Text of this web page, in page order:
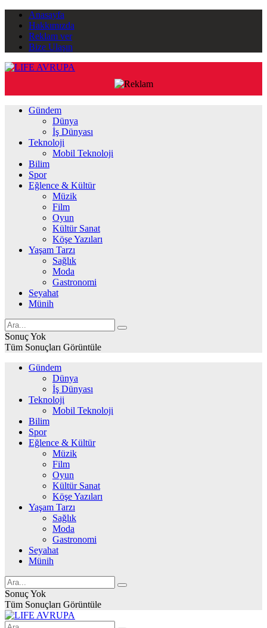
Anasayfa
Hakkımızda
Reklam ver
Bize Ulaşın
Gündem
Dünya
İş Dünyası
Teknoloji
Mobil Teknoloji
Bilim
Spor
Eğlence & Kültür
Müzik
Film
Oyun
Kültür Sanat
Köşe Yazıları
Yaşam Tarzı
Sağlık
Moda
Gastronomi
Seyahat
Münih
Sonuç Yok
Tüm Sonuçları Görüntüle
Gündem
Dünya
İş Dünyası
Teknoloji
Mobil Teknoloji
Bilim
Spor
Eğlence & Kültür
Müzik
Film
Oyun
Kültür Sanat
Köşe Yazıları
Yaşam Tarzı
Sağlık
Moda
Gastronomi
Seyahat
Münih
Sonuç Yok
Tüm Sonuçları Görüntüle